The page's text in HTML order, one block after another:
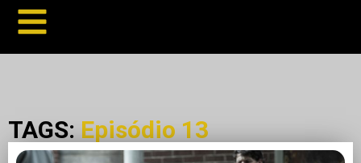
TAGS: Episódio 13